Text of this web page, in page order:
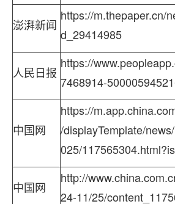
澎湃新闻
https://m.thepaper.cn/
d_29414985
人民日报
https://
7468914-
中国网
https://
/displayTemplate/
025/
中国网
http://
24-11/25/